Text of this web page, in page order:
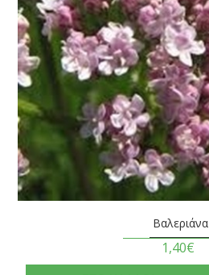
Βαλεριάνα
1,40€